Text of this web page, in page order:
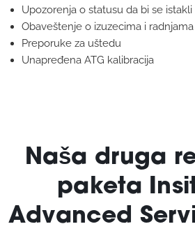
Upozorenja o statusu da bi se
Obaveštenje o izuzecima i radnjama
Preporuke za uštedu
Unapređena ATG kalibracija
Naša druga
paketa
Advanced